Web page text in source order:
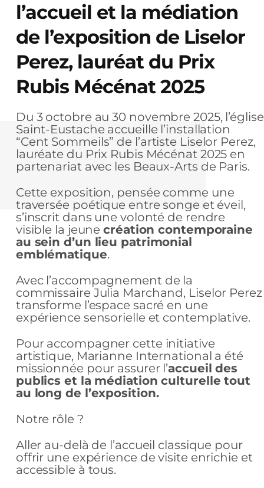
l’accueil et la médiation
de l’exposition de Liselor
Perez, lauréat du Prix
Rubis Mécénat 2025
Du 3 octobre au 30 novembre 2025, l’église
Saint-Eustache accueille l’installation
“Cent Sommeils” de l’artiste Liselor Perez,
lauréate du Prix Rubis Mécénat 2025 en
partenariat avec les Beaux-Arts de Paris.
Cette exposition, pensée comme une
traversée poétique entre songe et éveil,
s’inscrit dans une volonté de rendre
visible la jeunecréation contemporaine
au sein d’un lieu patrimonial
emblématique.
Avec l’accompagnement de la
commissaire Julia Marchand, Liselor Perez
transforme l’espace sacré en une
expérience sensorielle et contemplative.
Pour accompagner cette initiative
artistique, Marianne International a été
missionnée pour assurer l’accueil des
publics et la médiation culturelle tout
au long de l’exposition.
Notre rôle ?
Aller au-delà de l’accueil classique pour
offrir une expérience de visite enrichie et
accessible à tous.